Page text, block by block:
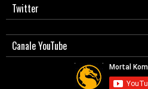
Twitter
Canale YouTube